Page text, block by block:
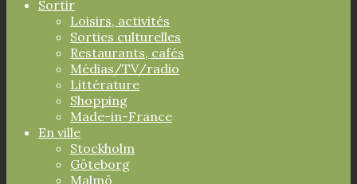
Sortir
Loisirs, activités
Sorties culturelles
Restaurants, cafés
Médias/TV/radio
Littérature
Shopping
Made-in-France
En ville
Stockholm
Göteborg
Malmö